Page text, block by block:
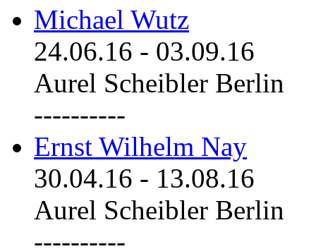
Michael Wutz
24.06.16 - 03.09.16
Aurel Scheibler Berlin
----------
Ernst Wilhelm Nay
30.04.16 - 13.08.16
Aurel Scheibler Berlin
----------